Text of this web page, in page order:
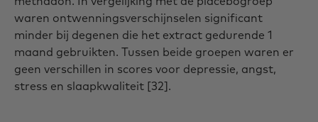
waren ontwenningsverschijnselen significant
minder bij degenen die het extract gedurende 1
maand gebruikten. Tussen beide groepen waren er
geen verschillen in scores voor depressie, angst,
stress en slaapkwaliteit [32].